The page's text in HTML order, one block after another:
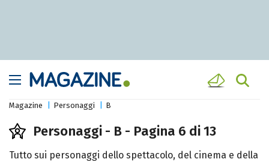
Magazine Personaggi B
Personaggi - B - Pagina 6 di 13
Tutto sui personaggi dello spettacolo, del cinema e della